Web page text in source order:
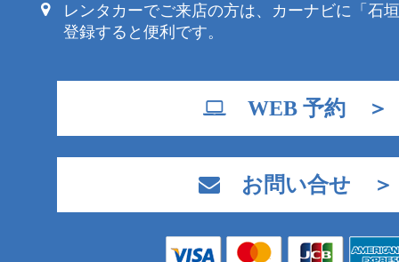
レンタカーでご来店の方は、カーナビに「石
登録すると便利です。
WEB 予約 ＞
お問い合せ ＞